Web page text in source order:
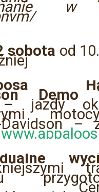
w
sobota od
Demo
jazdy
Davidson –